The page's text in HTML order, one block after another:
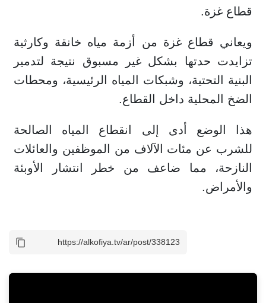
قطاع غزة.
ويعاني قطاع غزة من أزمة مياه خانقة وكارثية
تزايدت حدتها بشكل غير مسبوق نتيجة لتدمير
البنية التحتية، وشبكات المياه الرئيسية، ومحطات
الضخ المحلية داخل القطاع.
هذا الوضع أدى إلى انقطاع المياه الصالحة
للشرب عن مئات الآلاف من الموظفين والعائلات
النازحة، مما ضاعف من خطر انتشار الأوبئة
والأمراض.